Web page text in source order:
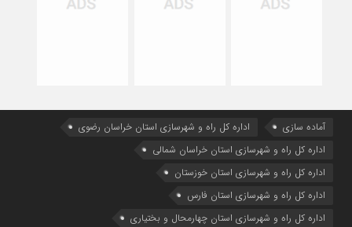
آماده سازی
اداره كل راه و شهرسازي استان خراسان رضوي
اداره كل راه و شهرسازي استان خراسان شمالي
اداره كل راه و شهرسازي استان خوزستان
اداره كل راه و شهرسازي استان فارس
اداره كل راه و شهرسازي استان چهارمحال و بختياري